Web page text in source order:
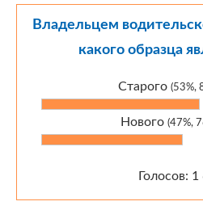
Владельцем
какого образца
Старого (53%,
Нового (47%,
Голосов: